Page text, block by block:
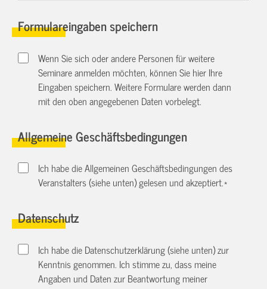
Formulareingaben speichern
Wenn Sie sich oder andere Personen für weitere
Seminare anmelden möchten, können Sie hier Ihre
Eingaben speichern. Weitere Formulare werden dann
mit den oben angegebenen Daten vorbelegt.
Allgemeine Geschäftsbedingungen
Ich habe die Allgemeinen Geschäftsbedingungen des
Veranstalters (siehe unten) gelesen und akzeptiert.*
Datenschutz
Ich habe die Datenschutzerklärung (siehe unten) zur
Kenntnis genommen. Ich stimme zu, dass meine
Angaben und Daten zur Beantwortung meiner